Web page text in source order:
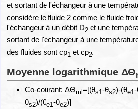
et sortant de l'échangeur à une
considère le fluide 2 comme le fluide
l'échangeur à un débit D2 et une
sortant de l'échangeur à une
des fluides sont cp1 et cp2.
Moyenne logarithmique ΔΘ
Co-courant: ΔΘml=[(θs1-θs2)-(θe1-
θs2)/(θe1-θe2)]